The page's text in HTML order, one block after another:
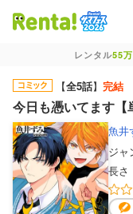
レンタル55
【全5話】 完結
今日も憑いてます【
魚井
ジャ
長さ